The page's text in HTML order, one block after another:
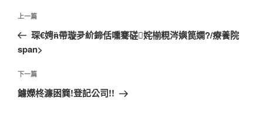
文
導
覽
上
一
篇
章
上一篇
琛€娉帶璇夛紒鍗佸嚑騫磋姹椾粯涔嬩笢嫻?/療養院
span>
下
一
下一篇
鐪嬫柊濂囦簨!登記公司!!